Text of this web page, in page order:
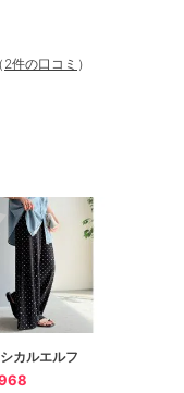
（ 2件の口コミ ）
カルエルフ